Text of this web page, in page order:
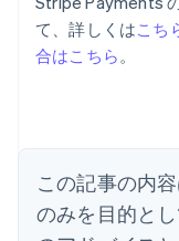
て、詳しくはこち
合はこちら。
この記事の内
のみを目的と
アイルランド
English
English
イギリス
English
イタリア